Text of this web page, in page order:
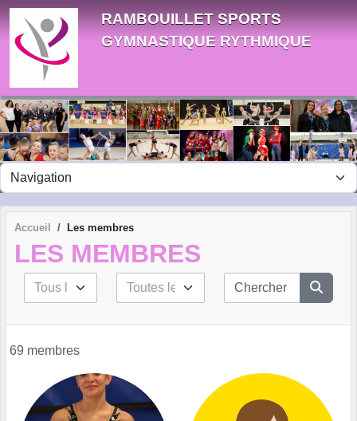
RAMBOUILLET SPORTS
GYMNASTIQUE RYTHMIQUE
Accueil Les membres
LES MEMBRES
69 membres
Panneau de gestion des cookies